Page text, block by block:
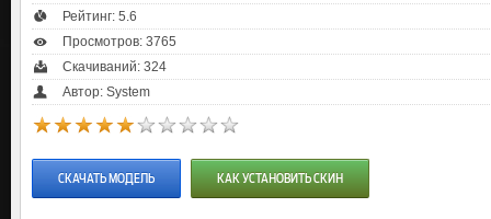
Рейтинг: 5.6
Просмотров: 3765
Скачиваний: 324
Автор: System
СКАЧАТЬ МОДЕЛЬ КАК УСТАНОВИТЬ СКИН